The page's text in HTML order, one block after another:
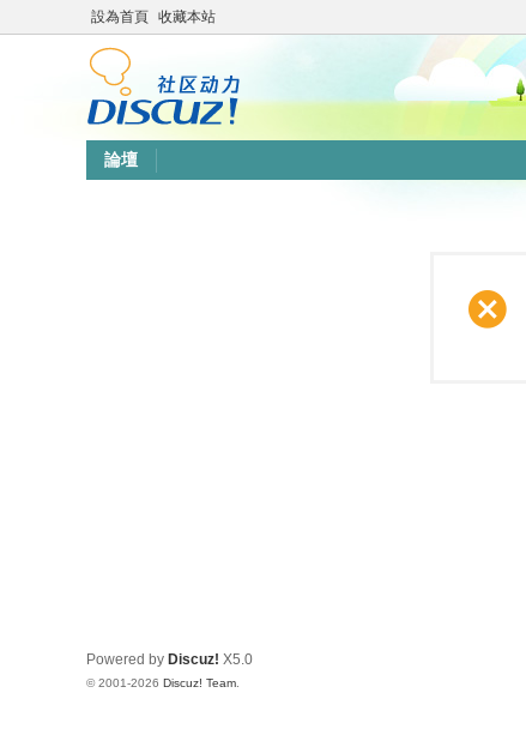
設為首頁 收藏本站
論壇
Powered by Discuz! X5.0
© 2001-2026 Discuz! Team